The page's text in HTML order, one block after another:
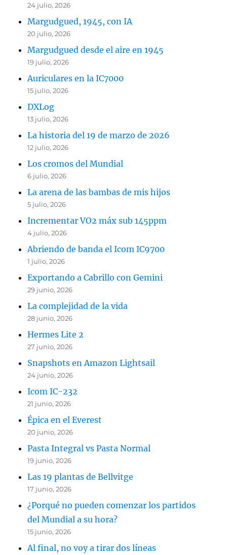
24 julio, 2026
Margudgued, 1945, con IA
20 julio, 2026
Margudgued desde el aire en 1945
19 julio, 2026
Auriculares en la IC7000
15 julio, 2026
DXLog
13 julio, 2026
La historia del 19 de marzo de 2026
12 julio, 2026
Los cromos del Mundial
6 julio, 2026
La arena de las bambas de mis hijos
5 julio, 2026
Incrementar VO2 máx sub 145ppm
4 julio, 2026
Abriendo de banda el Icom IC9700
1 julio, 2026
Exportando a Cabrillo con Gemini
29 junio, 2026
La complejidad de la vida
28 junio, 2026
Hermes Lite 2
27 junio, 2026
Snapshots en Amazon Lightsail
24 junio, 2026
Icom IC-232
21 junio, 2026
Épica en el Everest
20 junio, 2026
Pasta Integral vs Pasta Normal
19 junio, 2026
Las 19 plantas de Bellvitge
17 junio, 2026
¿Porqué no pueden comenzar los partidos
del Mundial a su hora?
15 junio, 2026
Al final, no voy a tirar dos líneas